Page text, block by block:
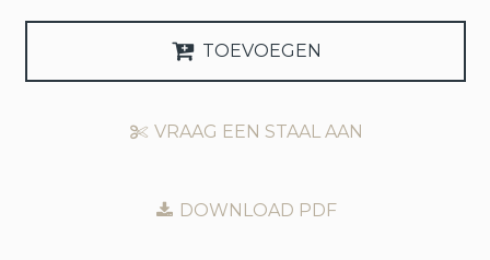
TOEVOEGEN
VRAAG EEN STAAL AAN
DOWNLOAD PDF